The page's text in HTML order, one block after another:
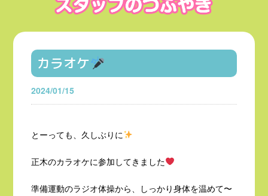
カラオケ
2024/01/15
とーっても、久しぶりに
正木のカラオケに参加してきました
準備運動のラジオ体操から、しっかり身体を温めて〜